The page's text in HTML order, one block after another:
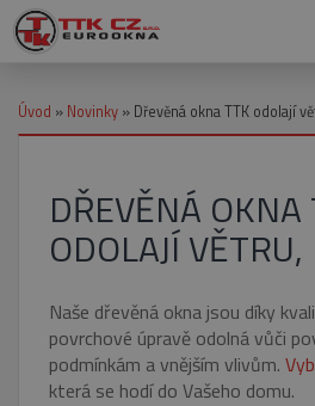
Úvod » Novinky » Dřevěná okna TTK odolají
DŘEVĚNÁ OKNA
ODOLAJÍ
Naše dřevěná okna jsou díky
povrchové úpravě odolná vůči
podmínkám a vnějším vlivům.
která se hodí do Vašeho domu.